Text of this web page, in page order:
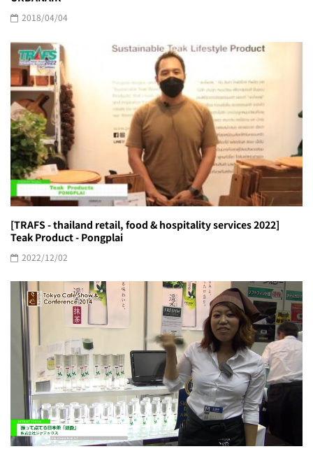
2018/04/04
[TRAFS - thailand retail, food & hospitality services 2022]
Teak Product - Pongplai
2022/12/02